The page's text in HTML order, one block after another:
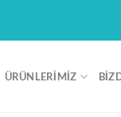
ÜRÜNLERIMIZ